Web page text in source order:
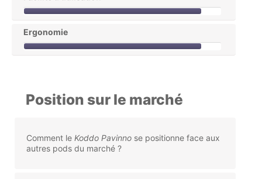
Ergonomie
Position sur le marché
Comment le Koddo Pavinno se positionne face aux
autres pods du marché ?